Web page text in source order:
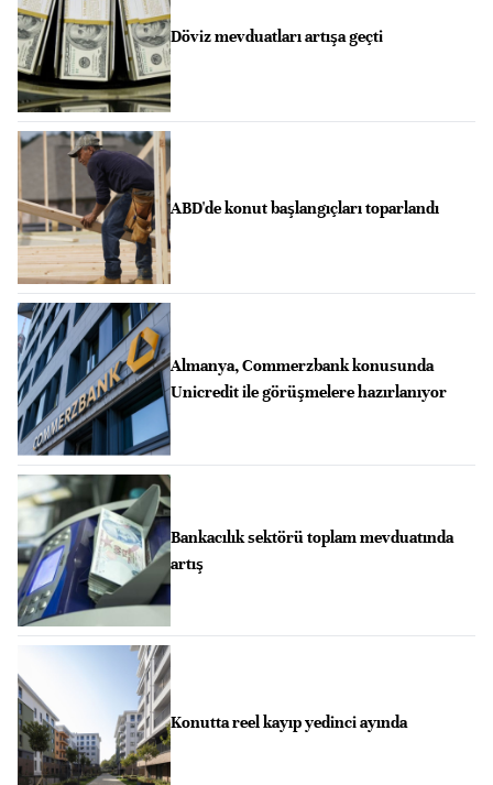
Döviz mevduatları artışa geçti
ABD'de konut başlangıçları toparlandı
Almanya, Commerzbank konusunda
Unicredit ile görüşmelere hazırlanıyor
Bankacılık sektörü toplam mevduatında
artış
Konutta reel kayıp yedinci ayında